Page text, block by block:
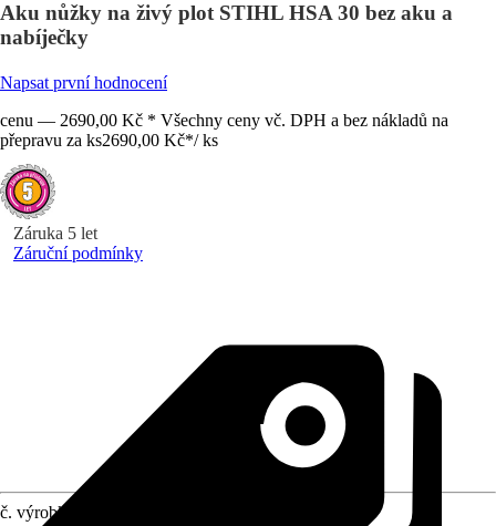
Aku nůžky na živý plot STIHL HSA 30 bez aku a
nabíječky
Napsat první hodnocení
cenu — 2690,00 Kč * Všechny ceny vč. DPH a bez nákladů na
přepravu za ks2690,00 Kč*/ ks
Záruka 5 let
Záruční podmínky
č. výrobku